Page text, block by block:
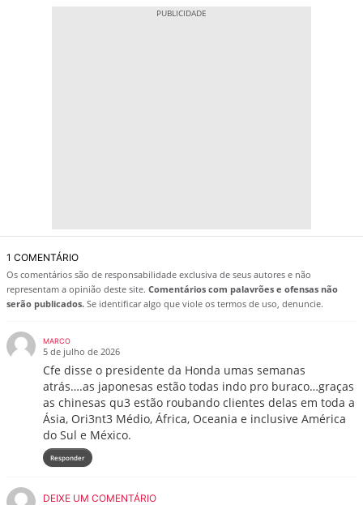
1 COMENTÁRIO
Os comentários são de responsabilidade exclusiva de seus autores e não
representam a opinião deste site. Comentários com palavrões e ofensas não
serão publicados. Se identificar algo que viole os termos de uso, denuncie.
MARCO
5 de julho de 2026
Cfe disse o presidente da Honda umas semanas
atrás….as japonesas estão todas indo pro buraco…graças
as chinesas qu3 estão roubando clientes delas em toda a
Ásia, Ori3nt3 Médio, África, Oceania e inclusive América
do Sul e México.
Responder
DEIXE UM COMENTÁRIO